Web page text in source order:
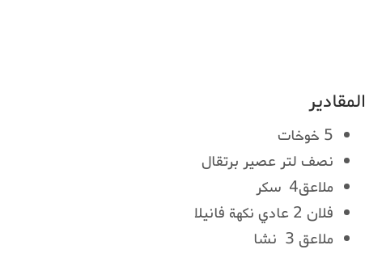
المقادير
5 خوخات
نصف لتر عصير برتقال
ملاعق4 سكر
فلان 2 عادي نكهة فانيلا
ملاعق 3 نشا